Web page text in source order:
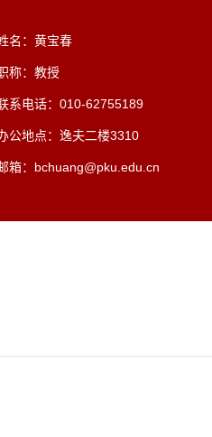
名：黄宝春
称：教授
系电话：010-62755189
公地点：逸夫二楼3310
箱：bchuang@pku.edu.cn